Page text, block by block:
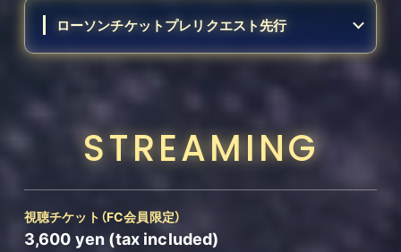
ローソンチケットプレリクエスト先行
STREAMING
視聴チケット （FC会員限定）
3,600yen (tax included)